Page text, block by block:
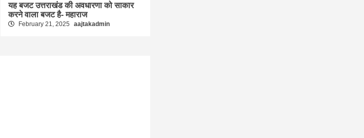
यह बजट उत्तराखंड की अवधारणा को साकार
करने वाला बजट है- महाराज
February 21, 2025 aajtakadmin